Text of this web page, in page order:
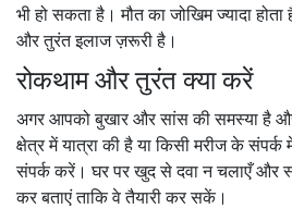
भी हो सकता है। मौत का जोखिम ज्यादा
और तुरंत इलाज ज़रूरी है।
रोकथाम और तुरंत क्या करें
अगर आपको बुखार और सांस की समस्या है
क्षेत्र में यात्रा की है या किसी मरीज के
संपर्क करें। घर पर खुद से दवा न चलाएँ और
कर बताएं ताकि वे तैयारी कर सकें।